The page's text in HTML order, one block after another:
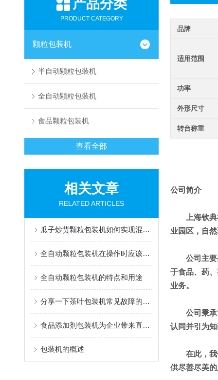
产品分类
PRODUCT CATEGORY
颗粒包装机
半自动颗粒包装机
全自动颗粒包装机
食品颗粒包装机
查看全部
相关文章
RELATED ARTICLES
瓜子炒货颗粒包装机如何实现混合物料精准计量
全自动颗粒包装机在操作时应该注意的事项
全自动颗粒包装机的特点和用途
分享一下茶叶包装机常见故障的维修方法
食品添加剂包装机为企业带来直接利益
包装机的概述
品牌
适用范围
功率
外形尺寸
转台称重
公司简介
上海钦
业园区，自
公司主
于食品、药
业务。
公司秉
认同并引为
在此，
供尽善尽美